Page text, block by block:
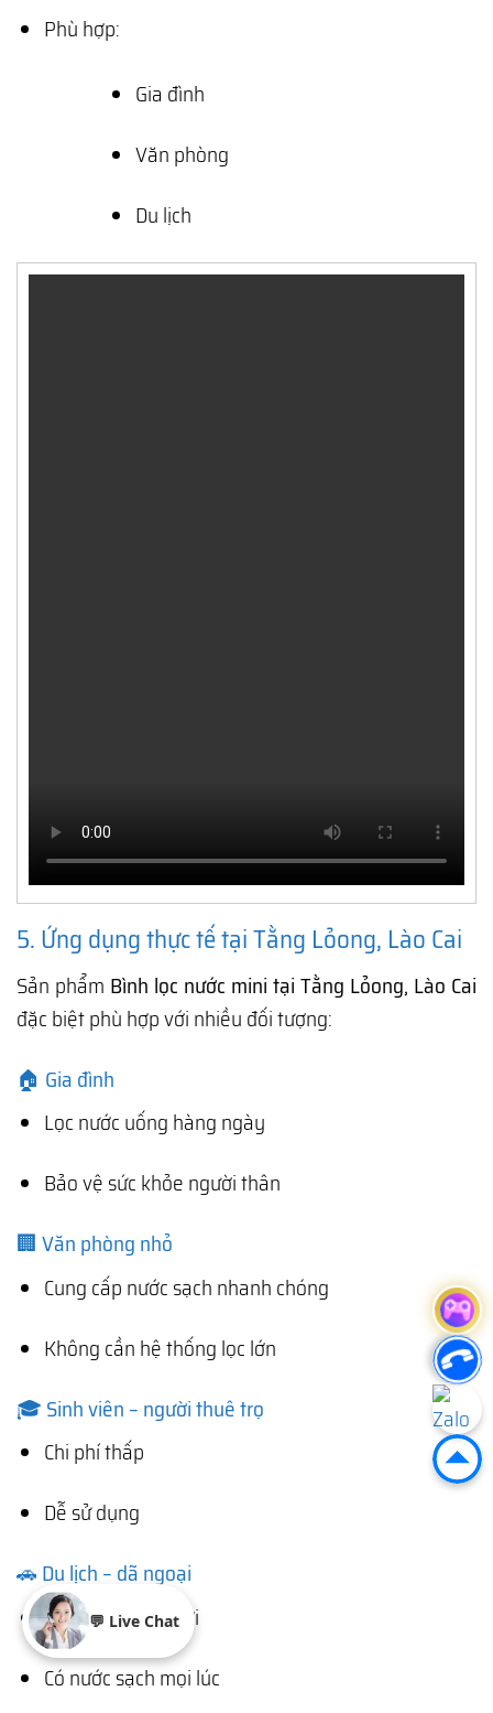
Phù hợp:
Gia đình
Văn phòng
Du lịch
5. Ứng dụng thực tế tại Tằng Lỏong, Lào Cai
Sản phẩm Bình lọc nước mini tại Tằng Lỏong, Lào Cai
đặc biệt phù hợp với nhiều đối tượng:
🏠 Gia đình
Lọc nước uống hàng ngày
Bảo vệ sức khỏe người thân
🏢 Văn phòng nhỏ
Cung cấp nước sạch nhanh chóng
Không cần hệ thống lọc lớn
🎓 Sinh viên – người thuê trọ
Chi phí thấp
Dễ sử dụng
🚗 Du lịch – dã ngoại
Mang theo tiện lợi
Có nước sạch mọi lúc
💬 Live Chat